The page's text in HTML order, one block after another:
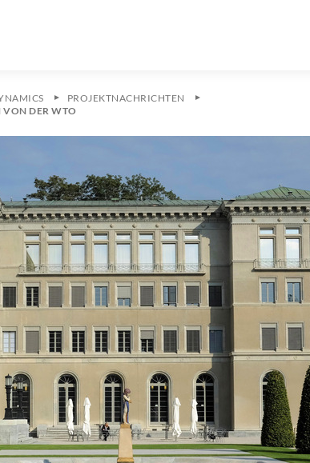
PROJEKTNACHRICHTEN
VON DER WTO